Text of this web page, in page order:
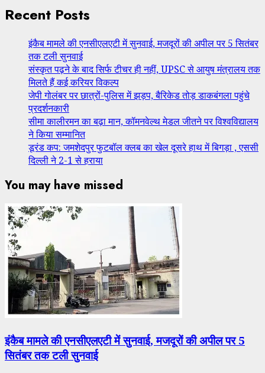
Recent Posts
इंकैब मामले की एनसीएलएटी में सुनवाई, मजदूरों की अपील पर 5 सितंबर
तक टली सुनवाई
संस्कृत पढ़ने के बाद सिर्फ टीचर ही नहीं, UPSC से आयुष मंत्रालय तक
मिलते हैं कई करियर विकल्प
जेपी गोलंबर पर छात्रों-पुलिस में झड़प, बैरिकेड तोड़ डाकबंगला पहुंचे
प्रदर्शनकारी
सीमा कालीरमन का बढ़ा मान, कॉमनवेल्थ मेडल जीतने पर विश्वविद्यालय
ने किया सम्मानित
डूरंड कप: जमशेदपुर फुटबॉल क्लब का खेल दूसरे हाथ में बिगड़ा , एससी
दिल्ली ने 2-1 से हराया
You may have missed
इंकैब मामले की एनसीएलएटी में सुनवाई, मजदूरों की अपील पर 5
सितंबर तक टली सुनवाई